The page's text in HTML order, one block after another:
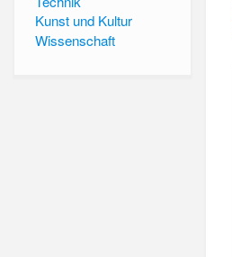
Kunst und Kultur
Wissenschaft